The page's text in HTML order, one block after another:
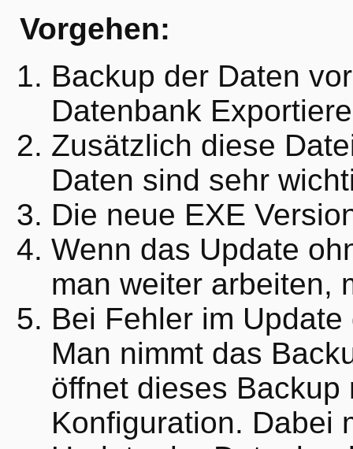
Vorgehen:
Backup der Daten
Datenbank
Zusätzlich diese
Daten sind sehr
Die neue EXE
Wenn das Update
man weiter arbeiten,
Bei Fehler im
Man nimmt das
öffnet dieses
Konfiguration. Dabei